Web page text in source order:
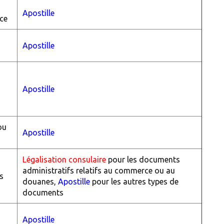
Apostille
Apostille
Apostille
Apostille
Légalisation consulaire pour les documents
administratifs relatifs au commerce ou au
douanes, Apostille pour les autres types de
documents
Apostille